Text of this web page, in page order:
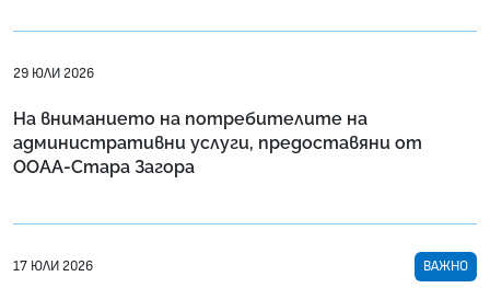
29 ЮЛИ 2026
На вниманието на потребителите на
административни услуги, предоставяни от
ООАА-Стара Загора
17 ЮЛИ 2026 ВАЖНО